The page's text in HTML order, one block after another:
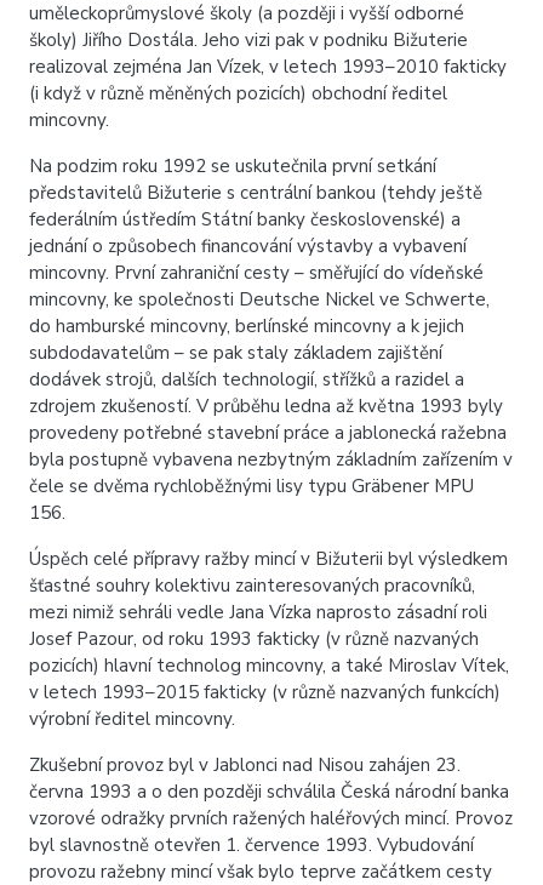
uměleckoprůmyslové školy (a později i vyšší odborné
školy) Jiřího Dostála. Jeho vizi pak v podniku Bižuterie
realizoval zejména Jan Vízek, v letech 1993–2010 fakticky
(i když v různě měněných pozicích) obchodní ředitel
mincovny.
Na podzim roku 1992 se uskutečnila první setkání
představitelů Bižuterie s centrální bankou (tehdy ještě
federálním ústředím Státní banky československé) a
jednání o způsobech financování výstavby a vybavení
mincovny. První zahraniční cesty – směřující do vídeňské
mincovny, ke společnosti Deutsche Nickel ve Schwerte,
do hamburské mincovny, berlínské mincovny a k jejich
subdodavatelům – se pak staly základem zajištění
dodávek strojů, dalších technologií, střížků a razidel a
zdrojem zkušeností. V průběhu ledna až května 1993 byly
provedeny potřebné stavební práce a jablonecká ražebna
byla postupně vybavena nezbytným základním zařízením v
čele se dvěma rychloběžnými lisy typu Gräbener MPU
156.
Úspěch celé přípravy ražby mincí v Bižuterii byl výsledkem
šťastné souhry kolektivu zainteresovaných pracovníků,
mezi nimiž sehráli vedle Jana Vízka naprosto zásadní roli
Josef Pazour, od roku 1993 fakticky (v různě nazvaných
pozicích) hlavní technolog mincovny, a také Miroslav Vítek,
v letech 1993–2015 fakticky (v různě nazvaných funkcích)
výrobní ředitel mincovny.
Zkušební provoz byl v Jablonci nad Nisou zahájen 23.
června 1993 a o den později schválila Česká národní banka
vzorové odražky prvních ražených haléřových mincí. Provoz
byl slavnostně otevřen 1. července 1993. Vybudování
provozu ražebny mincí však bylo teprve začátkem cesty